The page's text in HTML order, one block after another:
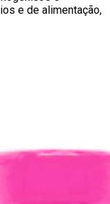
e de alimentação,